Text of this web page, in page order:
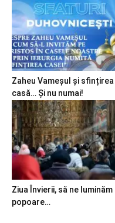
Zaheu Vameșul și
casă… Și nu numai!
Ziua Învierii, să ne luminăm
popoare…